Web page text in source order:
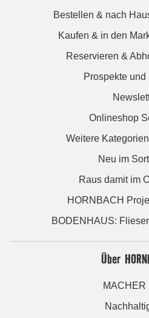
Bestellen & nach
Kaufen & in den
Reservieren &
Prospekte
Onlineshop
Weitere
Neu im
Raus damit im
HORNBACH
BODENHAUS:
Über
MACHER